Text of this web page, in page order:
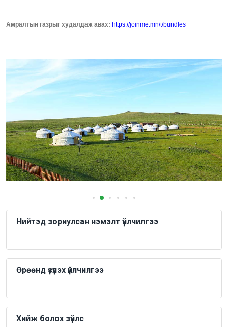
Амралтын газрыг худалдаж авах: https://joinme.mn/t/bundles
Нийтэд зориулсан нэмэлт үйлчилгээ
Өрөөнд үзүүлэх үйлчилгээ
Хийж болох зүйлс